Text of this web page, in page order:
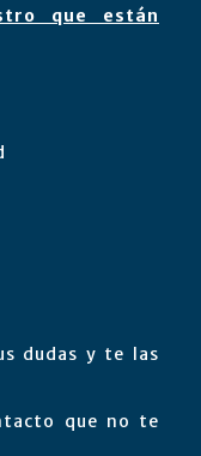
que están
dudas y te las
que no te